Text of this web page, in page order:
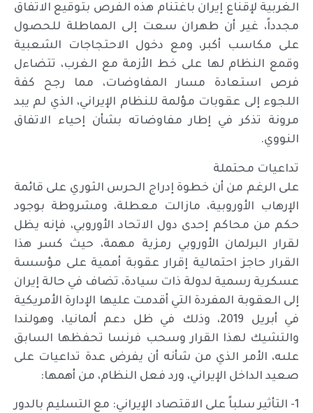
الغربية لإقناع إيران باغتنام هذه الفرص بتوقيع الاتفاق
مجدداً، غير أن طهران سعت إلى المماطلة للحصول
على مكاسب أكبر، ومع دخول الاحتجاجات الشعبية
وقمع النظام لها على خط الأزمة مع الغرب، تتضاءل
فرص استعادة مسار المفاوضات، مما رجح كفة
اللجوء إلى عقوبات مؤلمة للنظام الإيراني، الذي لم يبد
مرونة تذكر في إطار مفاوضاته بشأن إحياء الاتفاق
النووي.
تداعيات محتملة
على الرغم من أن خطوة إدراج الحرس الثوري على قائمة
الإرهاب الأوروبية، مازالت معطلة، ومشروطة بوجود
حكم من محاكم إحدى دول الاتحاد الأوروبي، فإنه يظل
لقرار البرلمان الأوروبي رمزية مهمة، حيث كسر هذا
القرار حاجز احتمالية إقرار عقوبة أممية على مؤسسة
عسكرية رسمية لدولة ذات سيادة، تضاف في حالة إيران
إلى العقوبة المفردة التي أقدمت عليها الإدارة الأمريكية
في أبريل 2019، وذلك في ظل دعم ألمانيا، وهولندا
والتشيك لهذا القرار وسحب فرنسا تحفظها السابق
علىه، الأمر الذي من شأنه أن يفرض عدة تداعيات على
صعيد الداخل الإيراني، ورد فعل النظام، من أهمها:
1- التأثير سلباً على الاقتصاد الإيراني: مع التسليم بالدور